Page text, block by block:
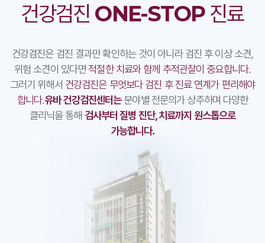
건강검진 ONE-STOP진료
건강검진은 검진 결과만 확인하는 것이 아니라 검진 후 이상 소견,
위험 소견이 있다면 적절한 치료와 함께 추적관찰이 중요합니다.
그러기 위해서 건강검진은 무엇보다 검진 후 진료 연계가 편리해야
합니다.유바 건강검진센터는분야별 전문의가 상주하며 다양한
클리닉을 통해 검사부터 질병 진단, 치료까지 원스톱으로
가능합니다.